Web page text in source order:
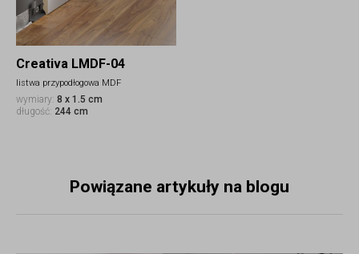
Creativa LMDF-04
listwa przypodłogowa MDF
wymiary: 8 x 1.5 cm
długość: 244 cm
Powiązane artykuły na blogu